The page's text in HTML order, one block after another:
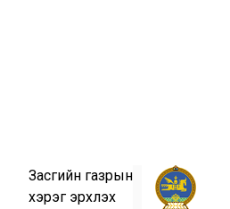
Засгийн газрын
хэрэг эрхлэх